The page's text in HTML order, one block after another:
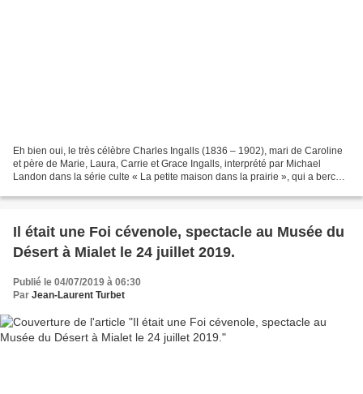
Eh bien oui, le très célèbre Charles Ingalls (1836 – 1902), mari de Caroline
et père de Marie, Laura, Carrie et Grace Ingalls, interprété par Michael
Landon dans la série culte « La petite maison dans la prairie », qui a bercé
Il était une Foi cévenole, spectacle au Musée du
Désert à Mialet le 24 juillet 2019.
Publié le 04/07/2019 à 06:30
Par Jean-Laurent Turbet